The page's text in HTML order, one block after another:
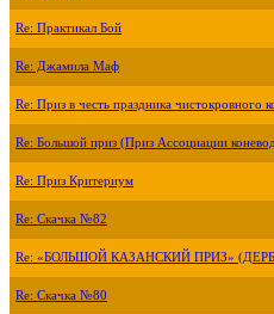
Re: Практикал Бой
Re: Джамила Маф
Re: Приз в честь праздника чистокровного
Re: Большой приз (Приз Ассоциации
Re: Приз Критериум
Re: Скачка №82
Re: «БОЛЬШОЙ КАЗАНСКИЙ ПРИЗ»
Re: Скачка №80